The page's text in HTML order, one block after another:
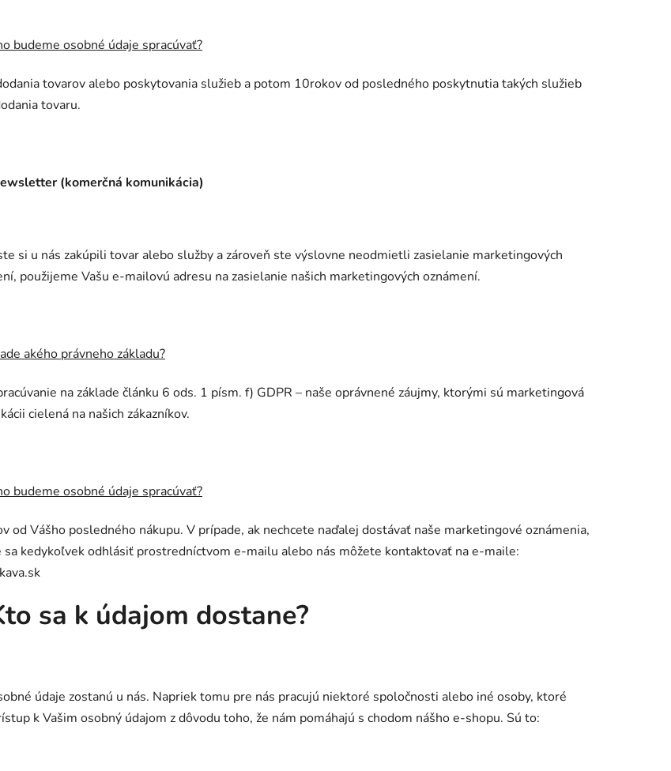
budeme osobné údaje spracúvať?
tovarov alebo poskytovania služieb a potom 10rokov od posledného poskytnutia takých služieb
tovaru.
(komerčná komunikácia)
si u nás zakúpili tovar alebo služby a zároveň ste výslovne neodmietli zasielanie marketingových
použijeme Vašu e-mailovú adresu na zasielanie našich marketingových oznámení.
akého právneho základu?
na základe článku 6 ods. 1 písm. f) GDPR – naše oprávnené záujmy, ktorými sú marketingová
cielená na našich zákazníkov.
budeme osobné údaje spracúvať?
od Vášho posledného nákupu. V prípade, ak nechcete naďalej dostávať naše marketingové oznámenia,
sa kedykoľvek odhlásiť prostredníctvom e-mailu alebo nás môžete kontaktovať na e-maile:
sa k údajom dostane?
údaje zostanú u nás. Napriek tomu pre nás pracujú niektoré spoločnosti alebo iné osoby, ktoré
k Vašim osobný údajom z dôvodu toho, že nám pomáhajú s chodom nášho e-shopu. Sú to: